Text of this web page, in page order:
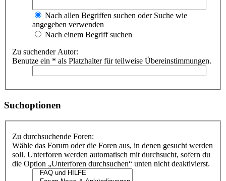
Nach allen Begriffen suchen oder Suche wie
angegeben verwenden
Nach einem Begriff suchen
Zu suchender Autor:
Benutze ein * als Platzhalter für teilweise Übereinstimmungen.
Suchoptionen
Zu durchsuchende Foren:
Wähle das Forum oder die Foren aus, in denen gesucht werden
soll. Unterforen werden automatisch mit durchsucht, sofern du
die Option „Unterforen durchsuchen“ unten nicht deaktivierst.